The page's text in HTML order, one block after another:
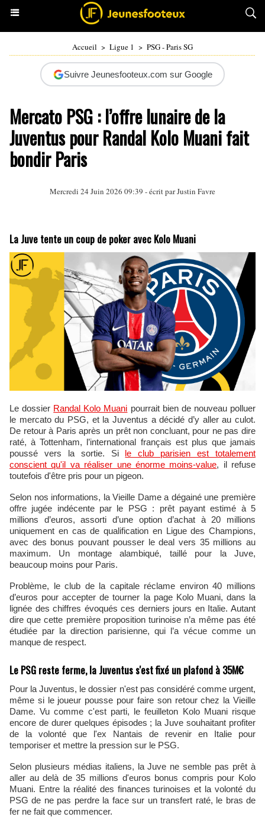
Accueil > Ligue 1 > PSG - Paris SG
Suivre Jeunesfooteux.com sur Google
Mercato PSG : l’offre lunaire de la
Juventus pour Randal Kolo Muani fait
bondir Paris
Mercredi 24 Juin 2026 09:39 - écrit parJustin Favre
La Juve tente un coup de poker avec Kolo Muani
Le dossier Randal Kolo Muani pourrait bien de nouveau polluer
le mercato du PSG, et la Juventus a décidé d’y aller au culot.
De retour à Paris après un prêt non concluant, pour ne pas dire
raté, à Tottenham, l’international français est plus que jamais
poussé vers la sortie. Si le club parisien est totalement
conscient qu'il va réaliser une énorme moins-value, il refuse
toutefois d'être pris pour un pigeon.
Selon nos informations, la Vieille Dame a dégainé une première
offre jugée indécente par le PSG : prêt payant estimé à 5
millions d’euros, assorti d’une option d’achat à 20 millions
uniquement en cas de qualification en Ligue des Champions,
avec des bonus pouvant pousser le deal vers 35 millions au
maximum. Un montage alambiqué, taillé pour la Juve,
beaucoup moins pour Paris.
Problème, le club de la capitale réclame environ 40 millions
d’euros pour accepter de tourner la page Kolo Muani, dans la
lignée des chiffres évoqués ces derniers jours en Italie. Autant
dire que cette première proposition turinoise n’a même pas été
étudiée par la direction parisienne, qui l’a vécue comme un
manque de respect.
Le PSG reste ferme, la Juventus s'est fixé un plafond à 35M€
Pour la Juventus, le dossier n'est pas considéré comme urgent,
même si le joueur pousse pour faire son retour chez la Vieille
Dame. Vu comme c'est parti, le feuilleton Kolo Muani risque
encore de durer quelques épisodes ; la Juve souhaitant profiter
de la volonté que l'ex Nantais de revenir en Italie pour
temporiser et mettre la pression sur le PSG.
Selon plusieurs médias italiens, la Juve ne semble pas prêt à
aller au delà de 35 millions d'euros bonus compris pour Kolo
Muani. Entre la réalité des finances turinoises et la volonté du
PSG de ne pas perdre la face sur un transfert raté, le bras de
fer ne fait que commencer.